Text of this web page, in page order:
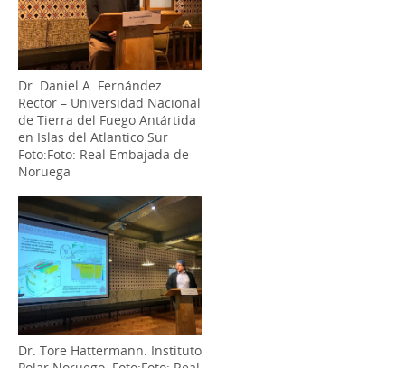
Dr. Daniel A. Fernández.
Rector – Universidad Nacional
de Tierra del Fuego Antártida
en Islas del Atlantico Sur
Foto:Foto: Real Embajada de
Noruega
Dr. Tore Hattermann. Instituto